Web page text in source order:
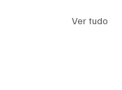
Ver tudo